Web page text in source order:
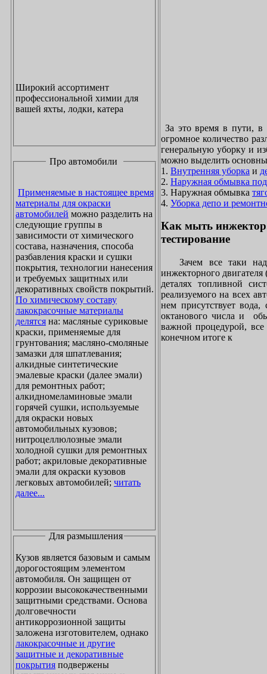
Широкий ассортимент
профессиональной химии для
вашей яхты, лодки, катера
Про автомобили
Применяемые в настоящее время
материалы для окраски
автомобилей можно разделить на
следующие группы в
зависимости от химического
состава, назначения, способа
разбавления краски и сушки
покрытия, технологии нанесения
и требуемых защитных или
декоративных свойств покрытий.
По химическому составу
лакокрасочные материалы
делятся на: масляные суриковые
краски, применяемые для
грунтования; масляно-смоляные
замазки для шпатлевания;
алкидные синтетические
эмалевые краски (далее эмали)
для ремонтных работ;
алкидномеламиновые эмали
горячей сушки, используемые
для окраски новых
автомобильных кузовов;
нитроцеллюлозные эмали
холодной сушки для ремонтных
работ; акриловые декоративные
эмали для окраски кузовов
легковых автомобилей; читать
далее...
Для размышления
Кузов является базовым и самым
дорогостоящим элементом
автомобиля. Он защищен от
коррозии высококачественными
защитными средствами. Основа
долговечности
антикоррозионной защиты
заложена изготовителем, однако
лакокрасочные и другие
защитные и декоративные
покрытия подвержены
За это время в пути,
огромное количество
генеральную уборку и
можно выделить
1. Внутренняя уборка и
2. Наружная обмывка
3. Наружная обмывка
4. Уборка депо и
Как мыть
тестирование
Зачем все таки
инжекторного
деталях топливной
реализуемого на всех
нем присутствует
октанового числа и
важной процедурой, все
конечном итоге к